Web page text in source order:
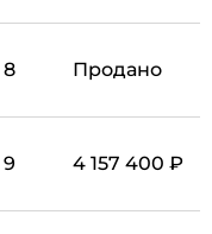
8 Продано
9 4 157 400 ₽